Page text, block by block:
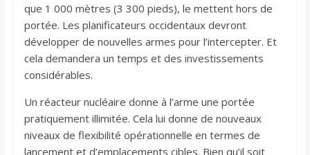
que 1 000 mètres (3 300 pieds), le mettent hors de
portée. Les planificateurs occidentaux devront
développer de nouvelles armes pour l’intercepter. Et
cela demandera un temps et des investissements
considérables.
Un réacteur nucléaire donne à l’arme une portée
pratiquement illimitée. Cela lui donne de nouveaux
niveaux de flexibilité opérationnelle en termes de
lancement et d’emplacements cibles. Bien qu’il soit